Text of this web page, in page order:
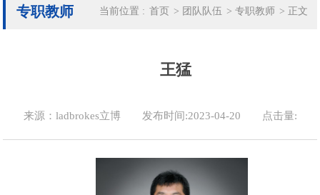
专职教师 当前位置 : 首页 > 团队队伍 > 专职教师 > 正文
王猛
来源：ladbrokes立博 发布时间:2023-04-20 点击量: